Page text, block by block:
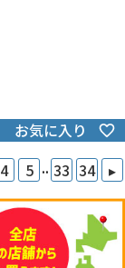
お気に入り
4 5 .. 33 34 ▸